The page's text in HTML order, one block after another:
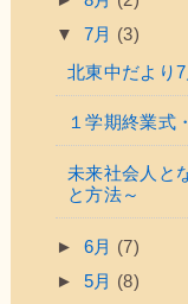
▼ 7月 (3)
北東中だより7
１学期終業式
未来社会人と
と方法～
► 6月 (7)
► 5月 (8)